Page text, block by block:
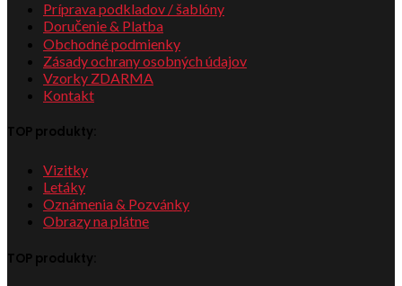
Príprava podkladov / šablóny
Doručenie & Platba
Obchodné podmienky
Zásady ochrany osobných údajov
Vzorky ZDARMA
Kontakt
TOP produkty:
Vizitky
Letáky
Oznámenia & Pozvánky
Obrazy na plátne
TOP produkty: